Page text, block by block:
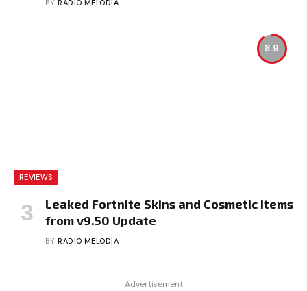
BY RADIO MELODIA
8.9
REVIEWS
Leaked Fortnite Skins and Cosmetic Items
from v9.50 Update
BY RADIO MELODIA
Advertisement